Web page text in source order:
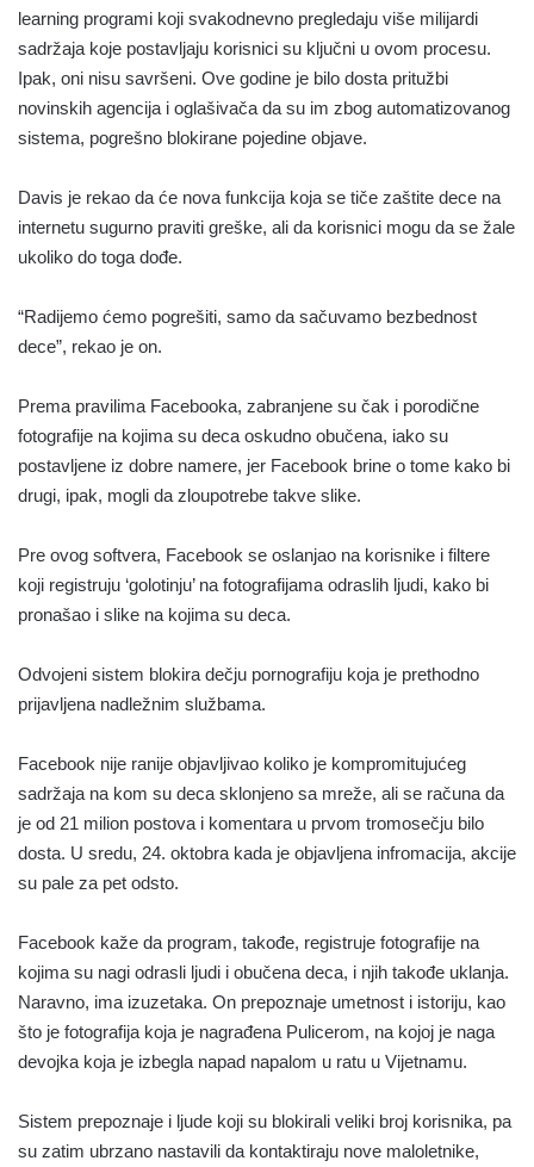
learning programi koji svakodnevno pregledaju više milijardi
sadržaja koje postavljaju korisnici su ključni u ovom procesu.
Ipak, oni nisu savršeni. Ove godine je bilo dosta pritužbi
novinskih agencija i oglašivača da su im zbog automatizovanog
sistema, pogrešno blokirane pojedine objave.
Davis je rekao da će nova funkcija koja se tiče zaštite dece na
internetu sugurno praviti greške, ali da korisnici mogu da se žale
ukoliko do toga dođe.
“Radijemo ćemo pogrešiti, samo da sačuvamo bezbednost
dece”, rekao je on.
Prema pravilima Facebooka, zabranjene su čak i porodične
fotografije na kojima su deca oskudno obučena, iako su
postavljene iz dobre namere, jer Facebook brine o tome kako bi
drugi, ipak, mogli da zloupotrebe takve slike.
Pre ovog softvera, Facebook se oslanjao na korisnike i filtere
koji registruju ‘golotinju’ na fotografijama odraslih ljudi, kako bi
pronašao i slike na kojima su deca.
Odvojeni sistem blokira dečju pornografiju koja je prethodno
prijavljena nadležnim službama.
Facebook nije ranije objavljivao koliko je kompromitujućeg
sadržaja na kom su deca sklonjeno sa mreže, ali se računa da
je od 21 milion postova i komentara u prvom tromosečju bilo
dosta. U sredu, 24. oktobra kada je objavljena infromacija, akcije
su pale za pet odsto.
Facebook kaže da program, takođe, registruje fotografije na
kojima su nagi odrasli ljudi i obučena deca, i njih takođe uklanja.
Naravno, ima izuzetaka. On prepoznaje umetnost i istoriju, kao
što je fotografija koja je nagrađena Pulicerom, na kojoj je naga
devojka koja je izbegla napad napalom u ratu u Vijetnamu.
Sistem prepoznaje i ljude koji su blokirali veliki broj korisnika, pa
su zatim ubrzano nastavili da kontaktiraju nove maloletnike,